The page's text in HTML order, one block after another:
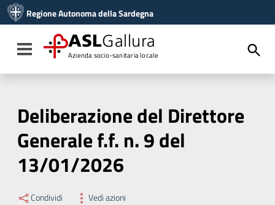
Vai al menu di navigazione
Vai al footer
Regione Autonoma della Sardegna
Toggle navigation
ASLGallura
Azienda socio-sanitaria locale
Deliberazione del Direttore
Generale f.f. n. 9 del
13/01/2026
Condividi Vedi azioni